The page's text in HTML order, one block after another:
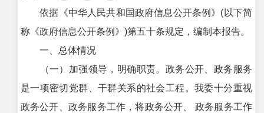
依据《中华人民共和国政府信息公开条例》(以下简
称《政府信息公开条例》)第五十条规定，编制本报告。
一、总体情况
（一）加强领导，明确职责。政务公开、政务服务
是一项密切党群、干群关系的社会工程。我委十分重视
政务公开、政务服务工作，将政务公开、 政务服务工作